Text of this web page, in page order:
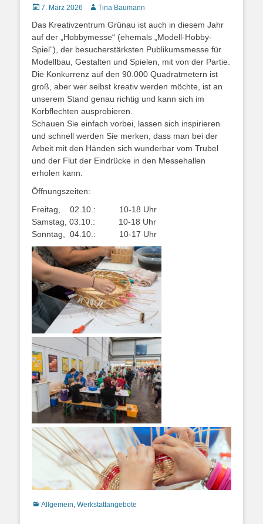
Posted
7. März 2026 AutorTina Baumann
Das Kreativzentrum Grünau ist auch in diesem Jahr
auf der „Hobbymesse“ (ehemals „Modell-Hobby-
Spiel“), der besucherstärksten Publikumsmesse für
Modellbau, Gestalten und Spielen, mit von der Partie.
Die Konkurrenz auf den 90.000 Quadratmetern ist
groß, aber wer selbst kreativ werden möchte, ist an
unserem Stand genau richtig und kann sich im
Korbflechten ausprobieren.
Schauen Sie einfach vorbei, lassen sich inspirieren
und schnell werden Sie merken, dass man bei der
Arbeit mit den Händen sich wunderbar vom Trubel
und der Flut der Eindrücke in den Messehallen
erholen kann.
Öffnungszeiten:
Freitag, 02.10.: 10-18 Uhr
Samstag, 03.10.: 10-18 Uhr
Sonntag, 04.10.: 10-17 Uhr
Kategorien
Allgemein Werkstattangebote